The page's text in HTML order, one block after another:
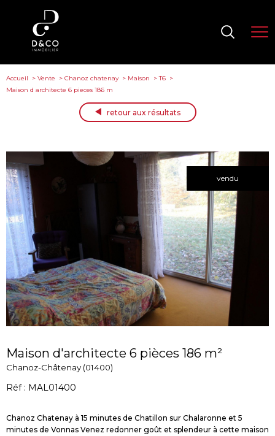
Accueil Vente Chanoz chatenay Maison
T6
Maison d architecte 6 pieces 186 m
retour aux résultats
vendu
Maison d'architecte 6 pièces 186 m²
Chanoz-Châtenay (01400)
Réf : MAL01400
Chanoz Chatenay à 15 minutes de Chatillon sur Chalaronne et 5
minutes de Vonnas Venez redonner goût et splendeur à cette maison